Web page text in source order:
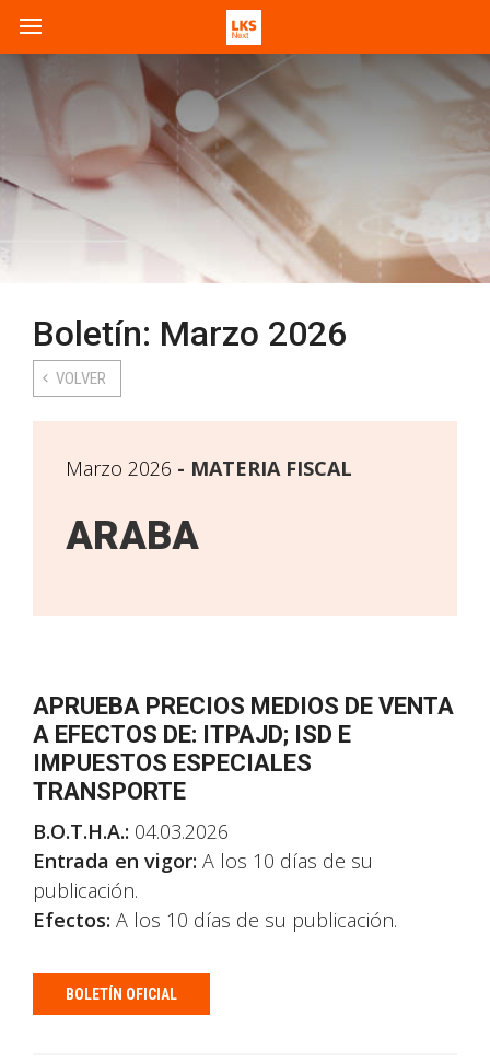
Boletín: Marzo 2026
VOLVER
Marzo 2026 MATERIA FISCAL
ARABA
APRUEBA PRECIOS MEDIOS DE VENTA
A EFECTOS DE: ITPAJD; ISD E
IMPUESTOS ESPECIALES
TRANSPORTE
B.O.T.H.A.: 04.03.2026
Entrada en vigor: A los 10 días de su
publicación.
Efectos: A los 10 días de su publicación.
BOLETÍN OFICIAL